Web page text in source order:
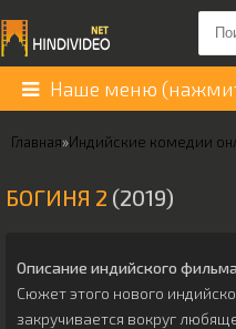
Наше меню
Главная»Индийские комедии
БОГИНЯ 2 (2019)
Описание индийского
Сюжет этого нового
закручивается вокруг